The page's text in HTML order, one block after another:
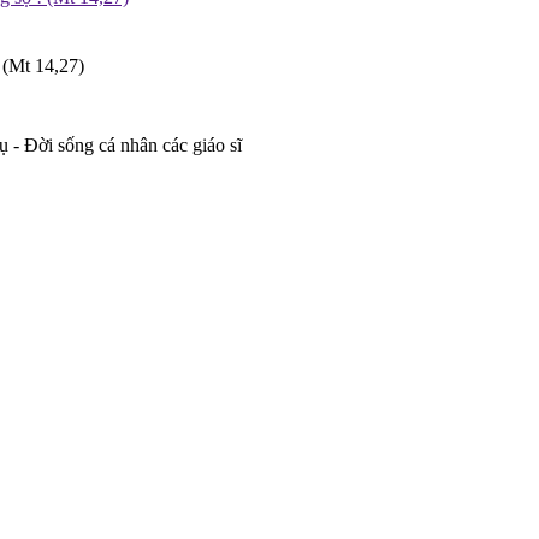
14,27)
- Đời sống cá nhân các giáo sĩ